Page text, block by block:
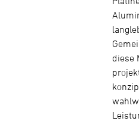
diese